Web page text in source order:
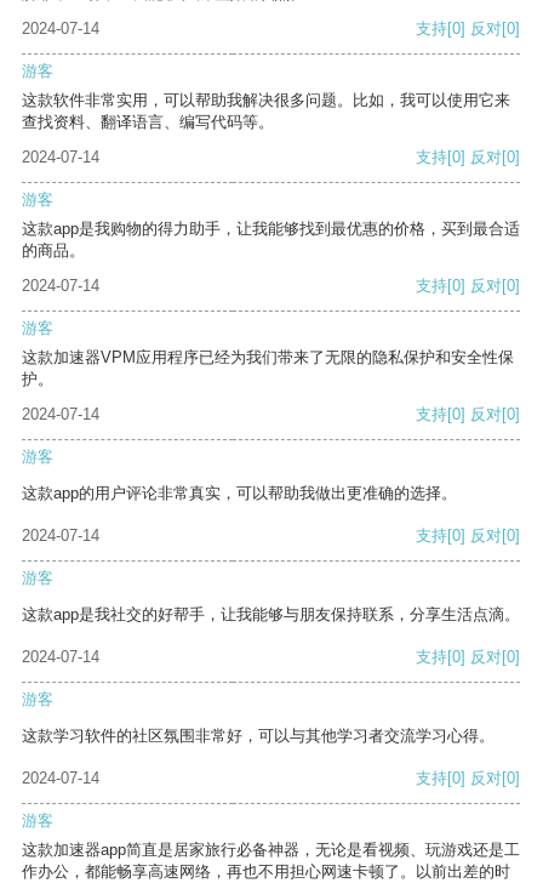
2024-07-14
支持[0] 反对[0]
游客
这款软件非常实用，可以帮助我解决很多问题。比如，我可以使用它来
查找资料、翻译语言、编写代码等。
2024-07-14
支持[0] 反对[0]
游客
这款app是我购物的得力助手，让我能够找到最优惠的价格，买到最合适
的商品。
2024-07-14
支持[0] 反对[0]
游客
这款加速器VPM应用程序已经为我们带来了无限的隐私保护和安全性保
护。
2024-07-14
支持[0] 反对[0]
游客
这款app的用户评论非常真实，可以帮助我做出更准确的选择。
2024-07-14 支持[0] 反对[0]
游客
这款app是我社交的好帮手，让我能够与朋友保持联系，分享生活点滴。
2024-07-14 支持[0] 反对[0]
游客
这款学习软件的社区氛围非常好，可以与其他学习者交流学习心得。
2024-07-14 支持[0] 反对[0]
游客
这款加速器app简直是居家旅行必备神器，无论是看视频、玩游戏还是工
作办公，都能畅享高速网络，再也不用担心网速卡顿了。以前出差的时